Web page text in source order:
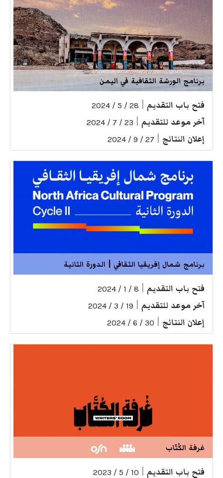
برنامج الورشة الثقافية في اليمن
فتح باب التقديم 28 / 5 / 2024
آخر موعد للتقديم 23 / 7 / 2024
إعلان النتائج 27 / 9 / 2024
برنامج شمال إفريقيا الثقافي | الدورة الثانية
فتح باب التقديم 8 / 1 / 2024
آخر موعد للتقديم 19 / 3 / 2024
إعلان النتائج 30 / 6 / 2024
غرفة الكُتّاب
فتح باب التقديم 10 / 5 / 2023